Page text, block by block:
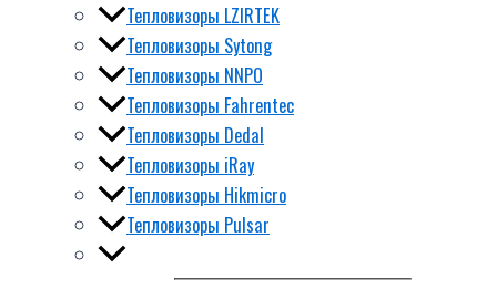
Тепловизоры LZIRTEK
Тепловизоры Sytong
Тепловизоры NNPO
Тепловизоры Fahrentec
Тепловизоры Dedal
Тепловизоры iRay
Тепловизоры Hikmicro
Тепловизоры Pulsar